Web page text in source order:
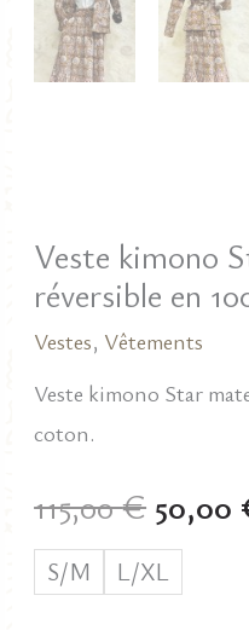
Veste kimono
réversible en
Vestes, Vêtements
Veste kimono Star
coton.
115,00€ Le
prix
50,00
S/M L/XL